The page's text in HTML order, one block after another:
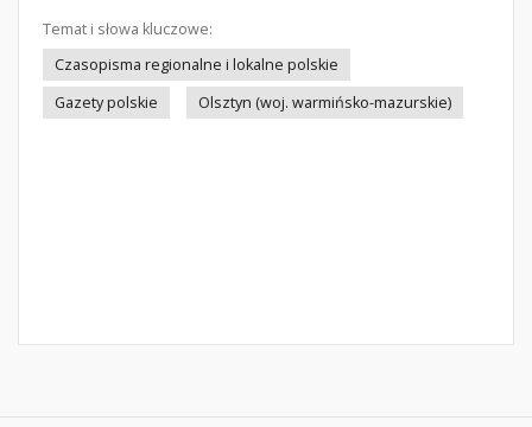
Temat i słowa kluczowe:
Czasopisma regionalne i lokalne polskie
Gazety polskie
Olsztyn (woj. warmińsko-mazurskie)